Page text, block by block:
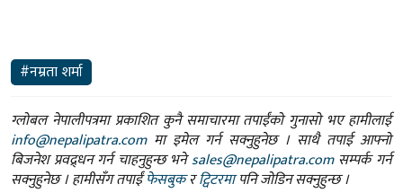
#नम्रता शर्मा
ग्लोबल नेपालीपत्रमा प्रकाशित कुनै समाचारमा तपाईंको गुनासो भए हामीलाई
info@nepalipatra.comमा इमेल गर्न सक्नुहुनेछ । साथै तपाई आफ्नो
बिजनेश प्रवद्र्धन गर्न चाहनुहुन्छ भनेsales@nepalipatra.comसम्पर्क गर्न
सक्नुहुनेछ । हामीसँग तपाईंफेसबुकरट्विटरमापनि जोडिन सक्नुहुन्छ ।